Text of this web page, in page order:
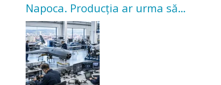
Napoca. Producția ar urma să
înceapă în toamna acestui an